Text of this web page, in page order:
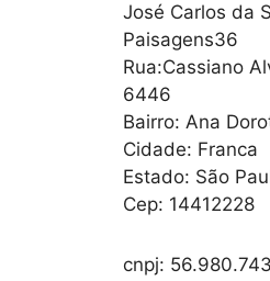
José Carlos da
Paisagens36
Rua:Cassiano
6446
Bairro: Ana
Cidade: Franca
Estado: São
Cep: 14412228
cnpj: